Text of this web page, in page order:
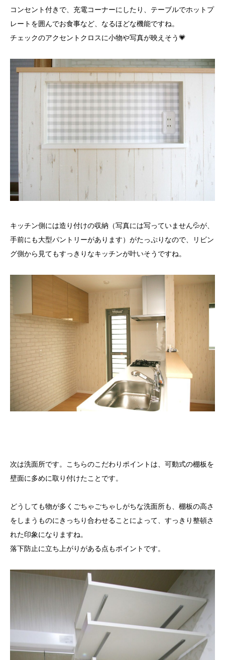
コンセント付きで、充電コーナーにしたり、テーブルでホットプ
レートを囲んでお食事など、なるほどな機能ですね。
チェックのアクセントクロスに小物や写真が映えそう💗
キッチン側には造り付けの収納（写真には写っていません💦が、
手前にも大型パントリーがあります）がたっぷりなので、リビン
グ側から見てもすっきりなキッチンが叶いそうですね。
次は洗面所です。こちらのこだわりポイントは、可動式の棚板を
壁面に多めに取り付けたことです。
どうしても物が多くごちゃごちゃしがちな洗面所も、棚板の高さ
をしまうものにきっちり合わせることによって、すっきり整頓さ
れた印象になりますね。
落下防止に立ち上がりがある点もポイントです。